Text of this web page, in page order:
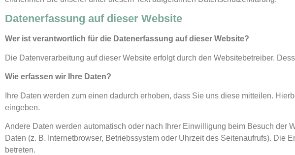
Datenerfassung auf dieser Website
Wer ist verantwortlich für die Datenerfassung auf dieser Website?
Die Datenverarbeitung auf dieser Website erfolgt durch den Websitebetreiber.
Wie erfassen wir Ihre Daten?
Ihre Daten werden zum einen dadurch erhoben, dass Sie uns diese mitteilen.
eingeben.
Andere Daten werden automatisch oder nach Ihrer Einwilligung beim Besuch der
Daten (z. B. Internetbrowser, Betriebssystem oder Uhrzeit des Seitenaufrufs). Die
betreten.